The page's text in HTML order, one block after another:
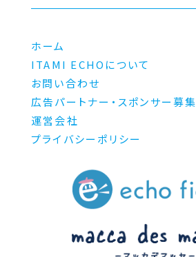
ホーム
ITAMI ECHOについて
お問い合わせ
広告パートナー・スポンサー募集
運営会社
プライバシーポリシー